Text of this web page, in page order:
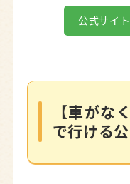
公式サイ
【車がな
で行ける公